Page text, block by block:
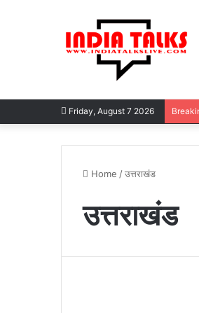
Friday, August 7 2026
Home /उत्तराखंड
उत्तराखंड